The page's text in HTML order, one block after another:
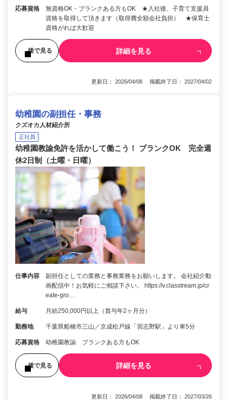
応募資格
無資格OK・ブランクある方もOK ★入社後、子育て支援員
資格を取得して頂きます（取得費全額会社負担） ★保育士
資格がれば大歓迎
後で見る 詳細を見る
更新日： 2026/04/08 掲載終了日： 2027/04/02
幼稚園の副担任・事務
クズオカ人材紹介所
正社員
幼稚園教諭免許を活かして働こう！ ブランクOK 完全週
休2日制（土曜・日曜）
仕事内容
副担任としての業務と事務業務をお願いします。 会社紹介動
画配信中！お気軽にご相談下さい。 https://v.classtream.jp/cr
eate-gro…
給与 月給250,000円以上（賞与年2ヶ月分）
勤務地 千葉県船橋市三山／京成松戸線「習志野駅」より車5分
応募資格 幼稚園教諭 ブランクある方もOK
後で見る 詳細を見る
更新日： 2026/04/08 掲載終了日： 2027/03/26